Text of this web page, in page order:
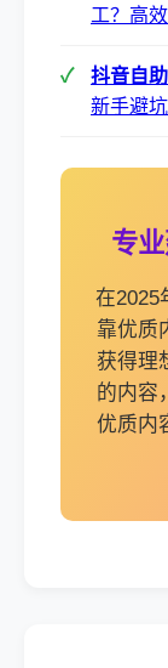
工？高
抖音自
新手避
专
在2025
靠优质
获得理
的内容
优质内